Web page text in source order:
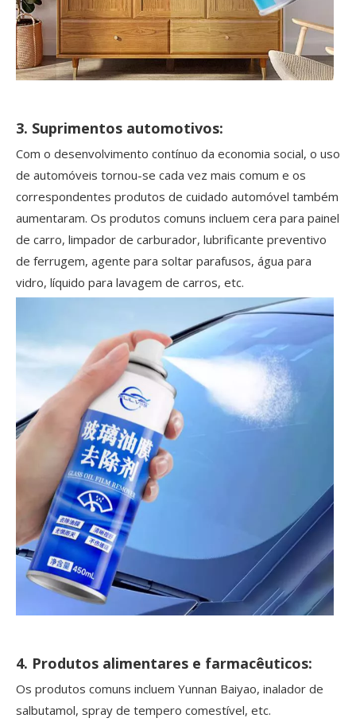
3. Suprimentos automotivos:
Com o desenvolvimento contínuo da economia social, o uso
de automóveis tornou-se cada vez mais comum e os
correspondentes produtos de cuidado automóvel também
aumentaram. Os produtos comuns incluem cera para painel
de carro, limpador de carburador, lubrificante preventivo
de ferrugem, agente para soltar parafusos, água para
vidro, líquido para lavagem de carros, etc.
4. Produtos alimentares e farmacêuticos:
Os produtos comuns incluem Yunnan Baiyao, inalador de
salbutamol, spray de tempero comestível, etc.